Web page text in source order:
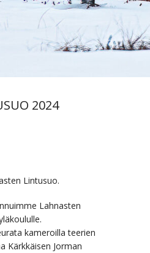
2024
Lintusuo.
Lahnasten
kameroilla teerien
Kärkkäisen Jorman